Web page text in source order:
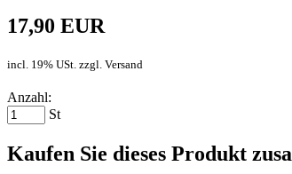
17,90 EUR
incl. 19% USt. zzgl. Versand
Anzahl:
St
Kaufen Sie dieses Produkt